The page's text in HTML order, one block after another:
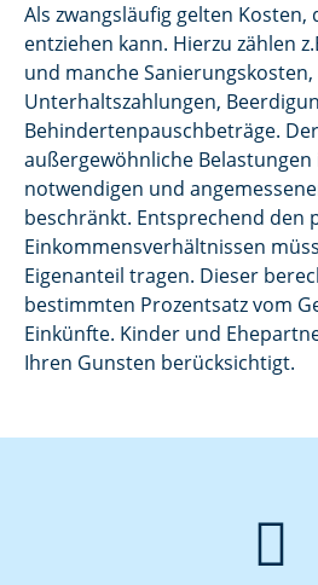
Als zwangsläufig gelten
entziehen kann. Hierzu zählen
und manche
Unterhaltszahlungen,
Behindertenpauschbeträge.
außergewöhnliche Belastungen
notwendigen und
beschränkt. Entsprechend den
Einkommensverhältnissen
Eigenanteil tragen. Dieser
bestimmten Prozentsatz vom
Einkünfte. Kinder und
Ihren Gunsten berücksichtigt.
